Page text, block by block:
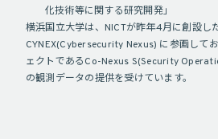
化技術等に関する研究開発」
横浜国立大学は、NICTが昨年4月に創設し
CYNEX(Cybersecurity Nexus) に参画して
ェクトであるCo-Nexus S(Security
の観測データの提供を受けています。